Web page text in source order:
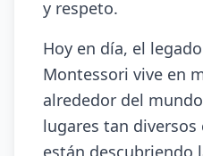
y respeto.
Hoy en día, el
Montessori vive en
alrededor del
lugares tan diversos
están descubriendo